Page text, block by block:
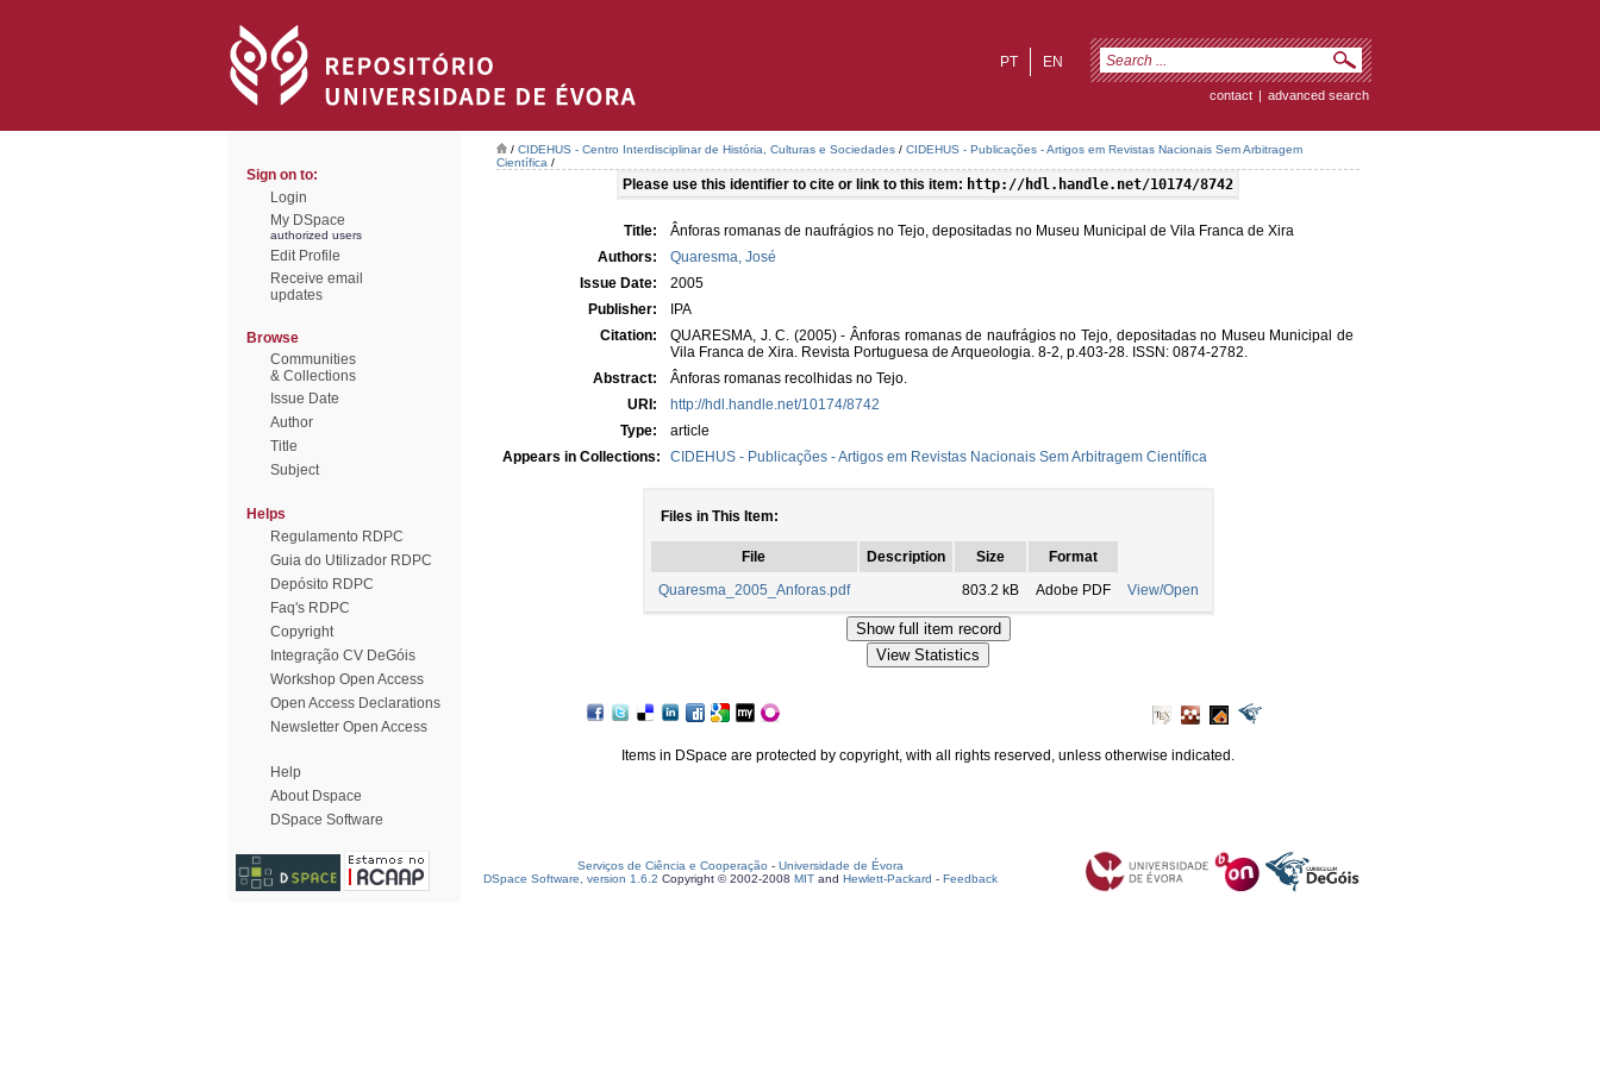
EN
PT
contact | advanced search
Sign on to:
Login
My DSpace
authorized users
Edit Profile
Receive email
updates
Browse
Communities
& Collections
Issue Date
Author
Title
Subject
Helps
Regulamento RDPC
Guia do Utilizador RDPC
Depósito RDPC
Faq's RDPC
Copyright
Integração CV DeGóis
Workshop Open Access
Open Access Declarations
Newsletter Open Access
Help
About Dspace
DSpace Software
/ CIDEHUS - Centro Interdisciplinar de História, Culturas e Sociedades / CIDEHUS - Publicações - Artigos em Revistas Nacionais Sem Arbitragem
Científica /
Please use this identifier to cite or link to this item: http://hdl.handle.net/10174/8742
Title:
Ânforas romanas de naufrágios no Tejo, depositadas no Museu Municipal de Vila Franca de Xira
Authors:
Quaresma, José
Issue Date:
2005
Publisher:
IPA
Citation:
QUARESMA, J. C. (2005) - Ânforas romanas de naufrágios no Tejo, depositadas no Museu Municipal de
Vila Franca de Xira. Revista Portuguesa de Arqueologia. 8-2, p.403-28. ISSN: 0874-2782.
Abstract:
Ânforas romanas recolhidas no Tejo.
URI:
http://hdl.handle.net/10174/8742
Type:
article
Appears in Collections:
CIDEHUS - Publicações - Artigos em Revistas Nacionais Sem Arbitragem Científica
Files in This Item:
File Description Size
Format
Quaresma_2005_Anforas.pdf
803.2 kB Adobe PDF View/Open
Items in DSpace are protected by copyright, with all rights reserved, unless otherwise indicated.
Serviços de Ciência e Cooperação - Universidade de Évora
DSpace Software, version 1.6.2 Copyright © 2002-2008 MIT and Hewlett-Packard - Feedback